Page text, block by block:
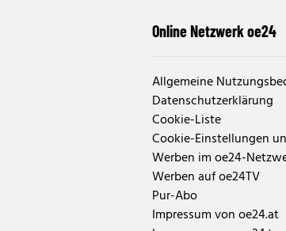
Online Netzwerk oe24
Allgemeine
Datenschutzerklärung
Cookie-Liste
Cookie-Einstellungen
Werben im oe24-
Werben auf oe24TV
Pur-Abo
Impressum von oe24.at